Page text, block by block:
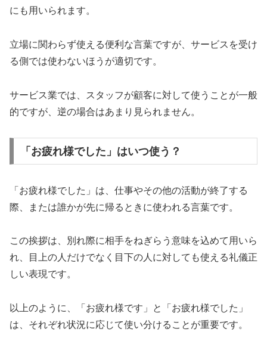
にも用いられます。
立場に関わらず使える便利な言葉ですが、サービスを受け
る側では使わないほうが適切です。
サービス業では、スタッフが顧客に対して使うことが一般
的ですが、逆の場合はあまり見られません。
「お疲れ様でした」はいつ使う？
「お疲れ様でした」は、仕事やその他の活動が終了する
際、または誰かが先に帰るときに使われる言葉です。
この挨拶は、別れ際に相手をねぎらう意味を込めて用いら
れ、目上の人だけでなく目下の人に対しても使える礼儀正
しい表現です。
以上のように、「お疲れ様です」と「お疲れ様でした」
は、それぞれ状況に応じて使い分けることが重要です。